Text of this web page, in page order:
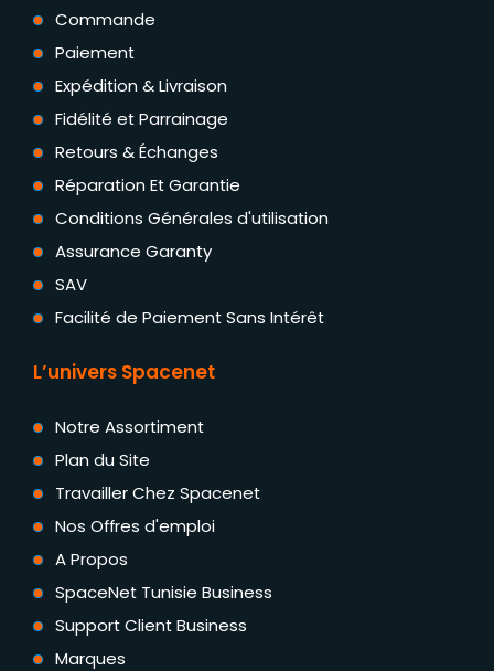
Commande
Paiement
Expédition & Livraison
Fidélité et Parrainage
Retours & Échanges
Réparation Et Garantie
Conditions Générales d'utilisation
Assurance Garanty
SAV
Facilité de Paiement Sans Intérêt
L’univers Spacenet
Notre Assortiment
Plan du Site
Travailler Chez Spacenet
Nos Offres d'emploi
A Propos
SpaceNet Tunisie Business
Support Client Business
Marques